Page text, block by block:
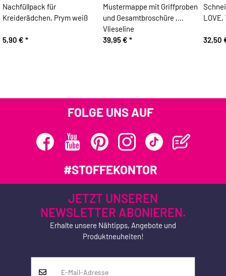
Nachfüllpack für
Kreiderädchen, Prym weiß
5,90 € *
Mustermappe mit Griffproben
und Gesamtbroschüre ,
Vlieseline
39,95 € *
LOVE,
32,50
FOLGE UNS AUF
#STOFFEKONTOR
JETZT UNSEREN
NEWSLETTER ABONIEREN.
Erhalte unsere Nähtipps, Angebote und
Produktneuheiten!